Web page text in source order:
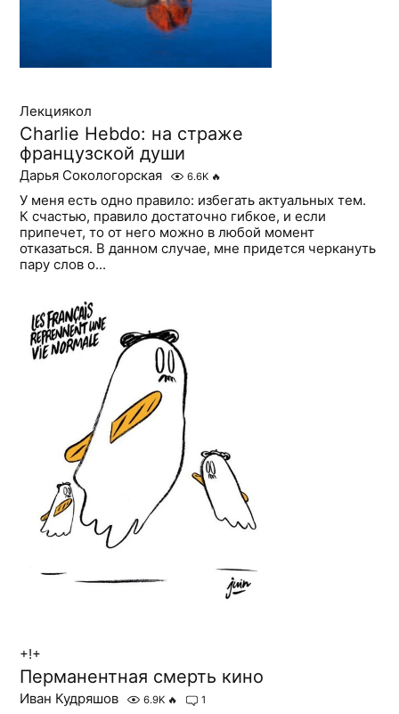
Лекциякол
Charlie Hebdo: на страже
французской души
Дарья Сокологорская 6.6K 🔥
У меня есть одно правило: избегать актуальных тем.
К счастью, правило достаточно гибкое, и если
припечет, то от него можно в любой момент
отказаться. В данном случае, мне придется черкануть
пару слов о...
+!+
Перманентная смерть кино
Иван Кудряшов 6.9K 🔥 1